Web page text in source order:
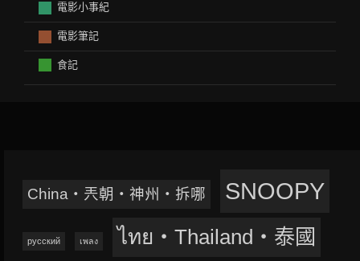
電影小事紀
電影筆記
食記
China‧兲朝‧神州‧拆哪 SNOOPY
русский เพลง ไทย‧Thailand‧泰國